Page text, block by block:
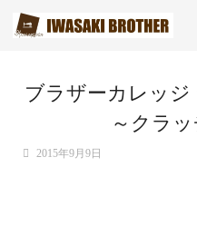
ブラザーカレッ
～クラ
2015年9月9日